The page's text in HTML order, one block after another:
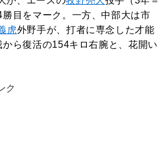
目をマーク。一方、中部大は市
虎外野手が、打者に専念した才能
ら復活の154キロ右腕と、花開い
ク